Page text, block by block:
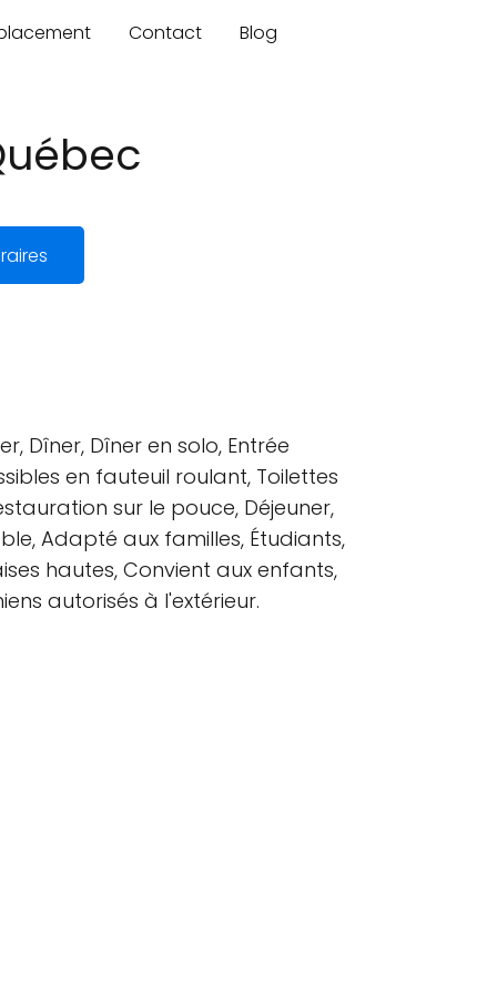
Contact Blog
Dîner, Dîner en solo, Entrée
en fauteuil roulant, Toilettes
sur le pouce, Déjeuner,
Adapté aux familles, Étudiants,
hautes, Convient aux enfants,
autorisés à l'extérieur.